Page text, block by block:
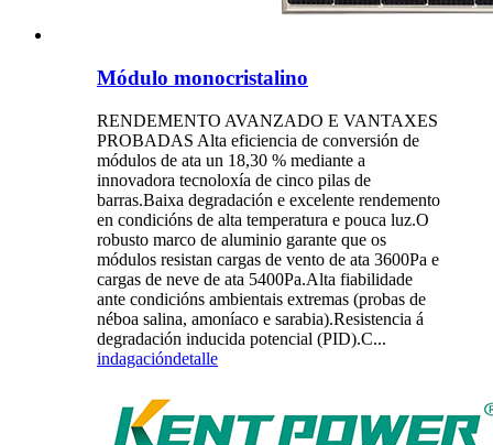
Módulo monocristalino
RENDEMENTO AVANZADO E VANTAXES
PROBADAS Alta eficiencia de conversión de
módulos de ata un 18,30 % mediante a
innovadora tecnoloxía de cinco pilas de
barras.Baixa degradación e excelente rendemento
en condicións de alta temperatura e pouca luz.O
robusto marco de aluminio garante que os
módulos resistan cargas de vento de ata 3600Pa e
cargas de neve de ata 5400Pa.Alta fiabilidade
ante condicións ambientais extremas (probas de
néboa salina, amoníaco e sarabia).Resistencia á
degradación inducida potencial (PID).C...
indagacióndetalle